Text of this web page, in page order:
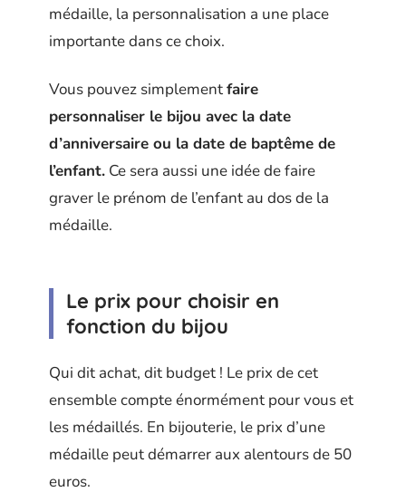
médaille, la personnalisation a une place
importante dans ce choix.
Vous pouvez simplementfaire
personnaliser le bijou avec la date
d’anniversaire ou la date de baptême de
l’enfant. Ce sera aussi une idée de faire
graver le prénom de l’enfant au dos de la
médaille.
Le prix pour choisir en
fonction du bijou
Qui dit achat, dit budget ! Le prix de cet
ensemble compte énormément pour vous et
les médaillés. En bijouterie, le prix d’une
médaille peut démarrer aux alentours de 50
euros.